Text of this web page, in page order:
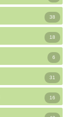
38
18
6
31
16